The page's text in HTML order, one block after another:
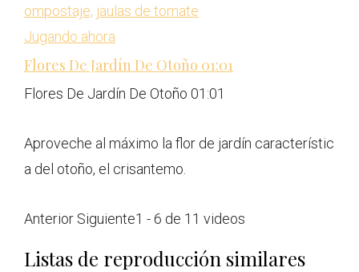
ompostaje, jaulas de tomate
Jugando ahora
Flores De Jardín De Otoño 01:01
Flores De Jardín De Otoño 01:01
Aproveche al máximo la flor de jardín característic
a del otoño, el crisantemo.
Anterior Siguiente1 - 6 de 11 videos
Listas de reproducción similares